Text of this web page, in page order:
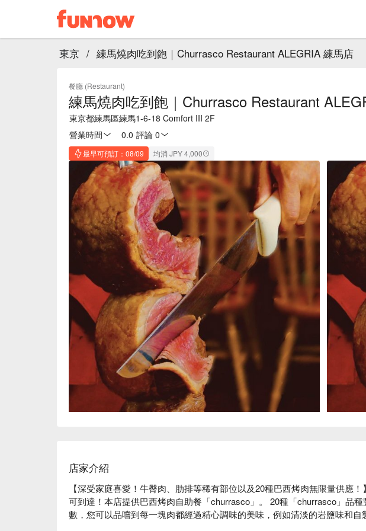
東京 / 練馬燒肉吃到飽｜Churrasco Restaurant ALEGRIA 練馬店
餐廳 (Restaurant)
練馬燒肉吃到飽｜Churrasco Restaurant
東京都練馬區練馬1-6-18 Comfort III 2F
營業時間
0.0 評論 0
最早可預訂：08/09 均消 JPY 4,000
店家介紹
【深受家庭喜愛！牛臀肉、肋排等稀有部位以及20種巴西烤肉無限量供應
可到達！本店提供巴西烤肉自助餐「churrasco」。 20種「churrasco」品
數，您可以品嚐到每一塊肉都經過精心調味的美味，例如清淡的岩鹽味和自